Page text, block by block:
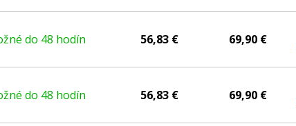
do 48 hodín 56,83 € 69,90 €
do 48 hodín 56,83 € 69,90 €